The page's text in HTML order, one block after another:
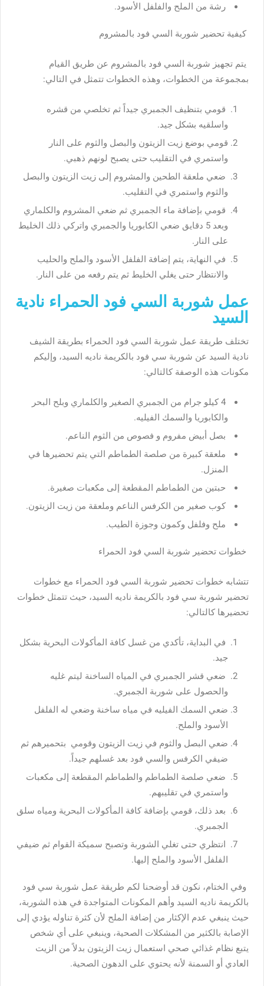
رشة من الملح والفلفل الأسود.
كيفية تحضير شوربة السي فود بالمشروم
يتم تجهيز شوربة السي فود بالمشروم عن طريق القيام
بمجموعة من الخطوات، وهذه الخطوات تتمثل في التالي:
قومي بتنظيف الجمبري جيداً ثم تخلصي من قشره
واسلقيه بشكل جيد.
قومي بوضع زيت الزيتون والبصل والثوم على النار
واستمري في التقليب حتى يصبح لونهم ذهبي.
ضعي ملعقة الطحين والمشروم إلى زيت الزيتون والبصل
والثوم واستمري في التقليب.
قومي بإضافة ماء الجمبري ثم ضعي المشروم والكلماري
وبعد 5 دقايق ضعي الكابوريا والجمبري واتركي ذلك الخليط
على النار.
في النهاية، يتم إضافة الفلفل الأسود والملح والحليب
والانتظار حتى يغلي الخليط ثم يتم رفعه من على النار.
عمل شوربة السي فود الحمراء نادية
السيد
تختلف طريقة عمل شوربة السي فود الحمراء بطريقة الشيف
نادية السيد عن شوربة سي فود بالكريمة ناديه السيد، وإليكم
مكونات هذه الوصفة كالتالي:
4 كيلو جرام من الجمبري الصغير والكلماري وبلح البحر
والكابوريا والسمك الفيليه.
بصل أبيض مفروم و فصوص من الثوم الناعم.
ملعقة كبيرة من صلصة الطماطم التي يتم تحضيرها في
المنزل.
حبتين من الطماطم المقطعة إلى مكعبات صغيرة.
كوب صغير من الكرفس الناعم وملعقة من زيت الزيتون.
ملح وفلفل وكمون وجوزة الطيب.
خطوات تحضير شوربة السي فود الحمراء
تتشابه خطوات تحضير شوربة السي فود الحمراء مع خطوات
تحضير شوربة سي فود بالكريمة ناديه السيد، حيث تتمثل خطوات
تحضيرها كالتالي:
في البداية، تأكدي من غسل كافة المأكولات البحرية بشكل
جيد.
ضعي قشر الجمبري في المياه الساخنة ليتم غليه
والحصول على شوربة الجمبري.
ضعي السمك الفيليه في مياه ساخنة وضعي له الفلفل
الأسود والملح.
ضعي البصل والثوم في زيت الزيتون وقومي بتحميرهم ثم
ضيفي الكرفس والسي فود بعد غسلهم جيداً.
ضعي صلصة الطماطم والطماطم المقطعة إلى مكعبات
واستمري في تقليبهم.
بعد ذلك، قومي بإضافة كافة المأكولات البحرية ومياه سلق
الجمبري.
انتظري حتى تغلي الشوربة وتصبح سميكة القوام ثم ضيفي
الفلفل الأسود والملح إليها.
وفي الختام، نكون قد أوضحنا لكم طريقة عمل شوربة سي فود
بالكريمة ناديه السيد وأهم المكونات المتواجدة في هذه الشوربة،
حيث ينبغي عدم الإكثار من إضافة الملح لأن كثرة تناوله يؤدي إلى
الإصابة بالكثير من المشكلات الصحية، وينبغي على أي شخص
يتبع نظام غذائي صحي استعمال زيت الزيتون بدلاً من الزيت
العادي أو السمنة لأنه يحتوي على الدهون الصحية.